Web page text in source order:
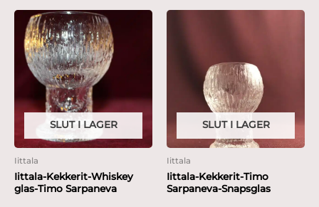
SLUT I LAGER
Iittala
Iittala-Kekkerit-Whiskey
glas-Timo Sarpaneva
SLUT I LAGER
Iittala
Iittala-Kekkerit-Timo
Sarpaneva-Snapsglas